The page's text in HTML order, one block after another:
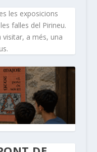
les exposicions
falles del Pirineu.
visitar, a més, una